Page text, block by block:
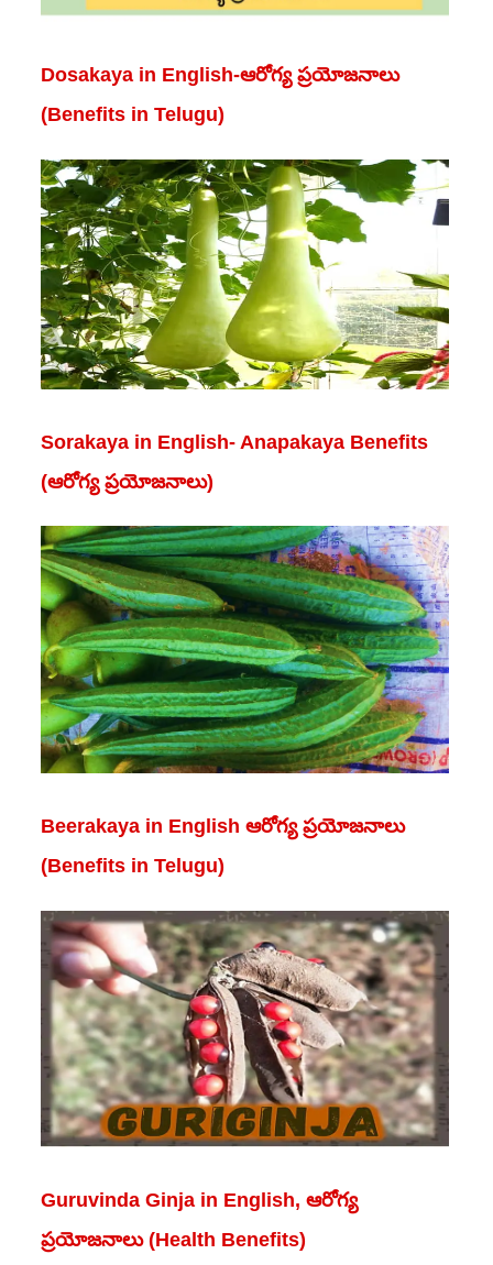
Dosakaya in English-ఆరోగ్య ప్రయోజనాలు
(Benefits in Telugu)
Sorakaya in English- Anapakaya Benefits
(ఆరోగ్య ప్రయోజనాలు)
Beerakaya in English ఆరోగ్య ప్రయోజనాలు
(Benefits in Telugu)
Guruvinda Ginja in English, ఆరోగ్య
ప్రయోజనాలు (Health Benefits)